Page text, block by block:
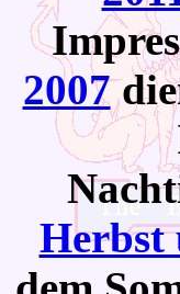
2007
Herbst